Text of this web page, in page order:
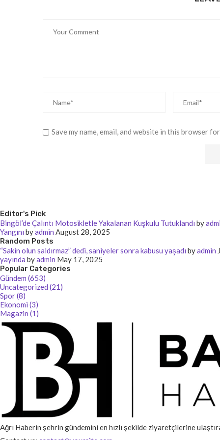
Save my name, email, and website in this browser
Editor's Pick
Bingöl’de Çalıntı Motosikletle Yakalanan Kuşkulu Tutuklandı by
Yangını byadmin August 28, 2025
Random Posts
“Sakin olun saldırmaz” dedi, saniyeler sonra kabusu yaşadı byadmin
yayında byadmin May 17, 2025
Popular Categories
Gündem (653)
Uncategorized (21)
Spor (8)
Ekonomi (3)
Magazin (1)
Ağrı Haberin şehrin gündemini en hızlı şekilde ziyaretçilerine